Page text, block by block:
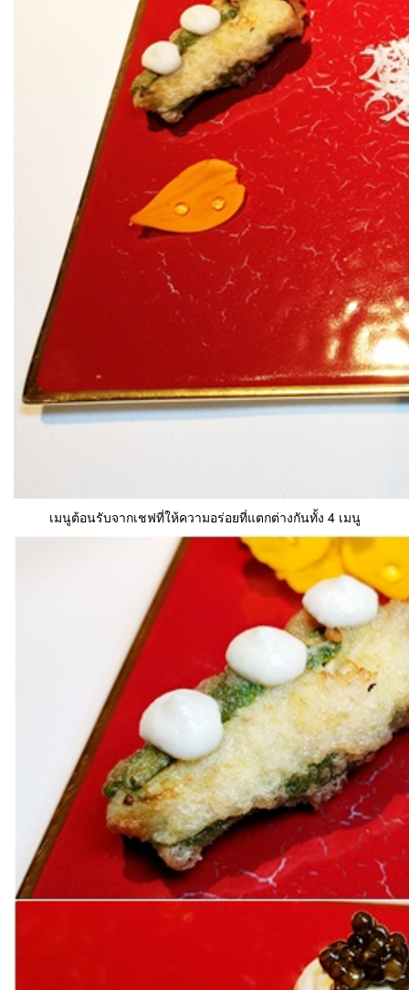
เมนูต้อนรับจากเชฟที่ให้ความอร่อยที่แตกต่างกันทั้ง 4 เมนู